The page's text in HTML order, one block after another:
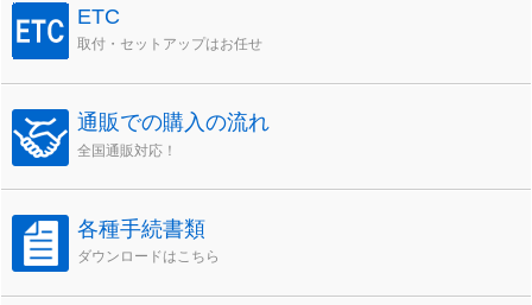
ETC
取付・セットアップはお任せ
通販での購入の流れ
全国通販対応！
各種手続書類
ダウンロードはこちら